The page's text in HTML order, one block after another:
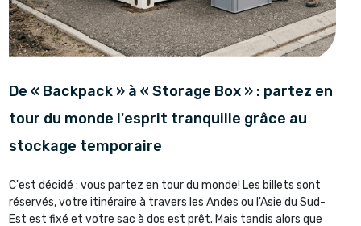
De « Backpack » à « Storage Box » : partez en
tour du monde l'esprit tranquille grâce au
stockage temporaire
C'est décidé : vous partez en tour du monde! Les billets sont
réservés, votre itinéraire à travers les Andes ou l'Asie du Sud-
Est est fixé et votre sac à dos est prêt. Mais tandis alors que